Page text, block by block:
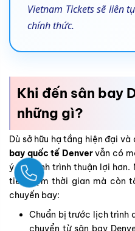
Vietnam Tickets sẽ liên
chính thức.
Khi đến sân bay
những gì?
Dù sở hữu hạ tầng hiện đại
bay quốc tế Denvervẫn có
ý để hành trình thuận lợi hơn.
tiết kiệm thời gian mà còn
chuyến bay:
Chuẩn bị trước lịch trình